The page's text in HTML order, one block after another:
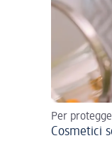
Per
Cosmetici